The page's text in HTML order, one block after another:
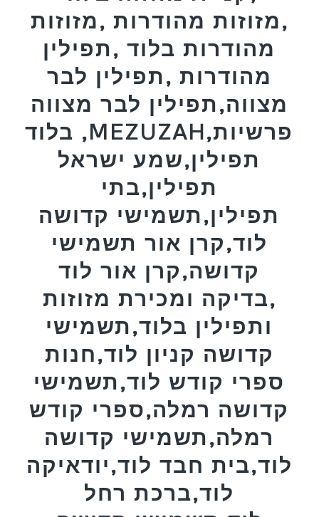
,מזוזות מהודרות ,מזוזות
מהודרות בלוד ,תפילין
מהודרות ,תפילין לבר
מצווה,תפילין לבר מצווה
בלוד ,MEZUZAH,פרשיות
תפילין,שמע ישראל
תפילין,בתי
תפילין,תשמישי קדושה
לוד,קרן אור תשמישי
קדושה,קרן אור לוד
,בדיקה ומכירת מזוזות
ותפילין בלוד,תשמישי
קדושה קניון לוד,חנות
ספרי קודש לוד,תשמישי
קדושה רמלה,ספרי קודש
רמלה,תשמישי קדושה
לוד,בית חבד לוד,יודאיקה
לוד,ברכת רחל